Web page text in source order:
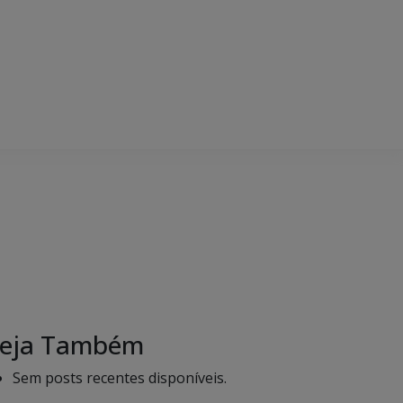
Também
Sem posts recentes disponíveis.